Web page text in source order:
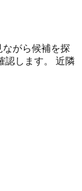
がら候補を探
認します。 近隣